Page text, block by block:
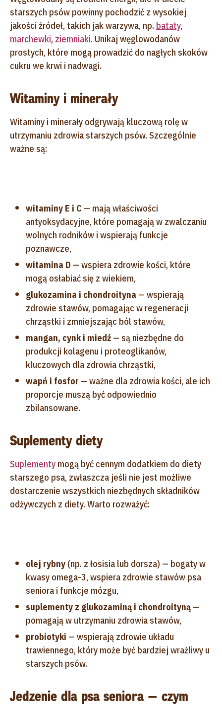
starszych psów powinny pochodzić z wysokiej
jakości źródeł, takich jak warzywa, np. bataty,
marchewki, ziemniaki. Unikaj węglowodanów
prostych, które mogą prowadzić do nagłych skoków
cukru we krwi i nadwagi.
Witaminy i minerały
Witaminy i minerały odgrywają kluczową rolę w
utrzymaniu zdrowia starszych psów. Szczególnie
ważne są:
witaminy E i C — mają właściwości
antyoksydacyjne, które pomagają w zwalczaniu
wolnych rodników i wspierają funkcje
poznawcze,
witamina D — wspiera zdrowie kości, które
mogą osłabiać się z wiekiem,
glukozamina i chondroityna — wspierają
zdrowie stawów, pomagając w regeneracji
chrząstki i zmniejszając ból stawów,
mangan, cynk i miedź — są niezbędne do
produkcji kolagenu i proteoglikanów,
kluczowych dla zdrowia chrząstki,
wapń i fosfor — ważne dla zdrowia kości, ale ich
proporcje muszą być odpowiednio
zbilansowane.
Suplementy diety
Suplementy mogą być cennym dodatkiem do diety
starszego psa, zwłaszcza jeśli nie jest możliwe
dostarczenie wszystkich niezbędnych składników
odżywczych z diety. Warto rozważyć:
olej rybny (np. z łosisia lub dorsza) — bogaty w
kwasy omega-3, wspiera zdrowie stawów psa
seniora i funkcje mózgu,
suplementy z glukozaminą i chondroityną —
pomagają w utrzymaniu zdrowia stawów,
probiotyki — wspierają zdrowie układu
trawiennego, który może być bardziej wrażliwy u
starszych psów.
Jedzenie dla psa seniora — czym